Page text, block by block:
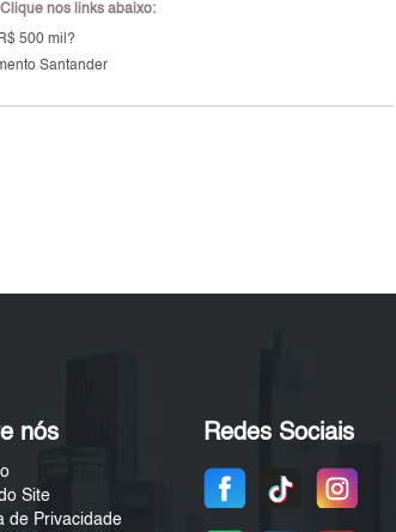
nos links abaixo:
500 mil?
Santander
nós
Site
de Privacidade
Redes Sociais